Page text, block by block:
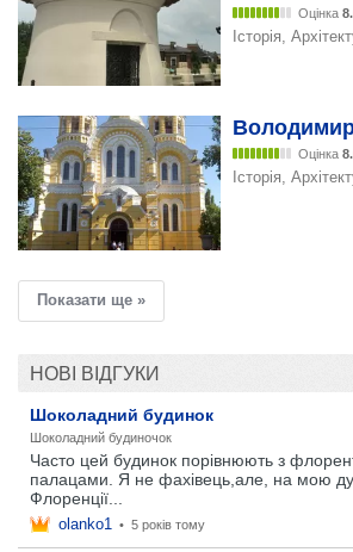
Оцінка
Історія,
Оцінка
Історія,
Показати ще »
НОВІ ВІДГУКИ
Шоколадний будинок
Шоколадний будиночок
Часто цей будинок порівнюють з
палацами. Я не фахівець,але, на мою
Флоренції...
olanko1 • 5 років тому